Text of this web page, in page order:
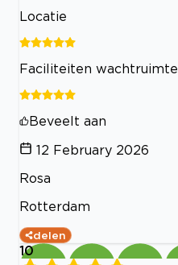
Locatie
Faciliteiten wachtruimte
Beveelt aan
12 February 2026
Rosa
Rotterdam
delen
10